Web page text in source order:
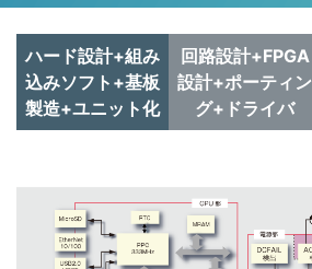
ハード設計+組み
込みソフト+基板
製造+ユニット化
回路設計+FPGA
設計+ポーティン
グ+ドライバ